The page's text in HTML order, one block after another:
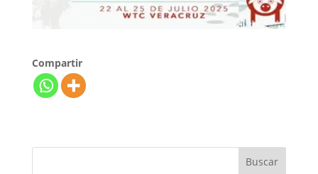
Compartir
Buscar